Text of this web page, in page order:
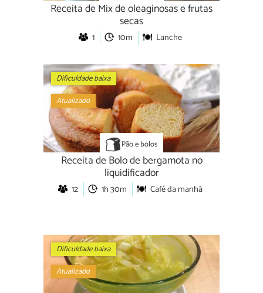
Receita de Mix de oleaginosas e frutas
secas
1 10m Lanche
Dificuldade baixa
Atualizado
Pão e bolos
Receita de Bolo de bergamota no
liquidificador
12 1h 30m Café da manhã
Dificuldade baixa
Atualizado